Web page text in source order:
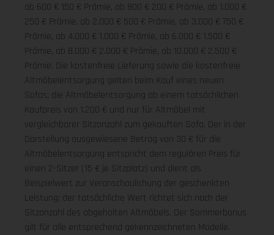
ab 600 € 150 € Prämie, ab 800 € 200 € Prämie, ab 1.000 €
250 € Prämie, ab 2.000 € 500 € Prämie, ab 3.000 € 750 €
Prämie, ab 4.000 € 1.000 € Prämie, ab 6.000 € 1.500 €
Prämie, ab 8.000 € 2.000 € Prämie, ab 10.000 € 2.500 €
Prämie. Die kostenfreie Lieferung sowie die kostenfreie
Altmöbelentsorgung gelten beim Kauf eines neuen
Sofas; die Altmöbelentsorgung ab einem tatsächlichen
Kaufpreis von 1.200 € und nur für Altmöbel mit
vergleichbarer Sitzanzahl zum gekauften Sofa. Der in der
Darstellung ausgewiesene Betrag von 30 € für die
Altmöbelentsorgung entspricht dem regulären Preis für
einen 2-Sitzer (15 € je Sitzplatz) und dient als
Beispielwert zur Veranschaulichung der geschenkten
Leistung; der tatsächliche Wert richtet sich nach der
Sitzanzahl des abgeholten Altmöbels. Der Sommerbonus
gilt für alle entsprechend gekennzeichneten Modelle.